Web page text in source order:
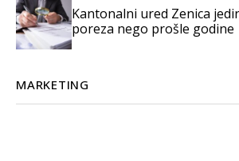
Kantonalni ured Zenica
poreza nego prošle godine
MARKETING